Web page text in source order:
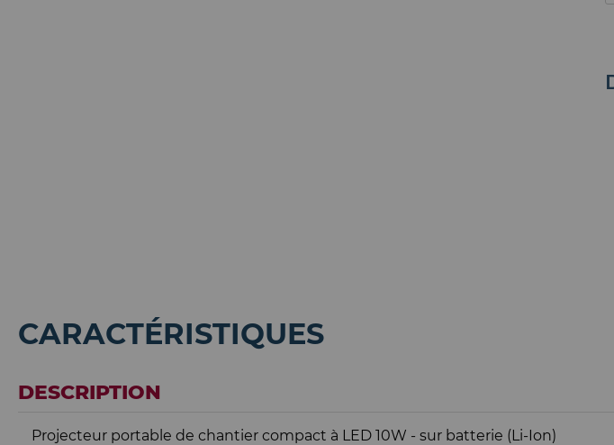
CARACTÉRISTIQUES
DESCRIPTION
Projecteur portable de chantier compact à LED 10W - sur batterie (Li-Ion)